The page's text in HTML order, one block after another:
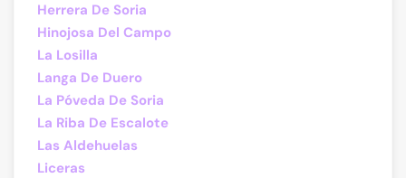
Herrera De Soria
Hinojosa Del Campo
La Losilla
Langa De Duero
La Póveda De Soria
La Riba De Escalote
Las Aldehuelas
Liceras